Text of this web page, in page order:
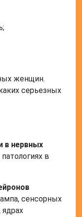
женщин.
серьезных
в нервных
в
сенсорных
ядрах